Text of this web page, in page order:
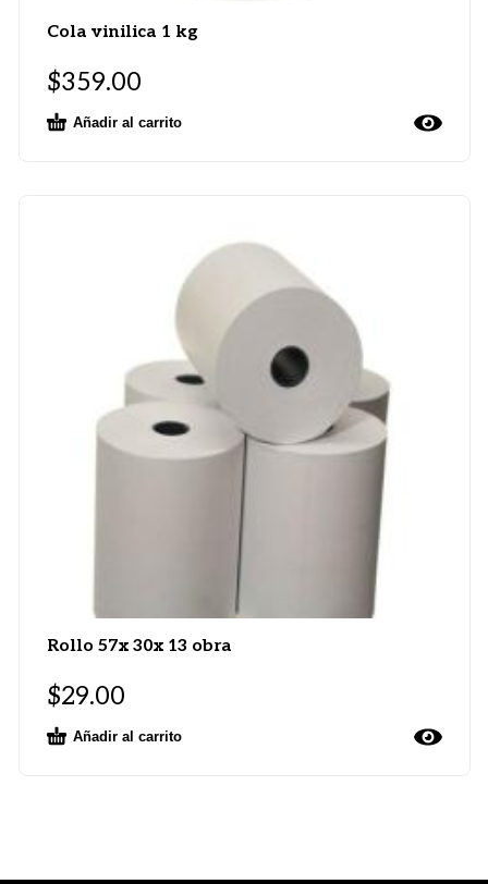
Cola vinilica 1 kg
$359.00
Añadir al carrito
Rollo 57x 30x 13 obra
$29.00
Añadir al carrito